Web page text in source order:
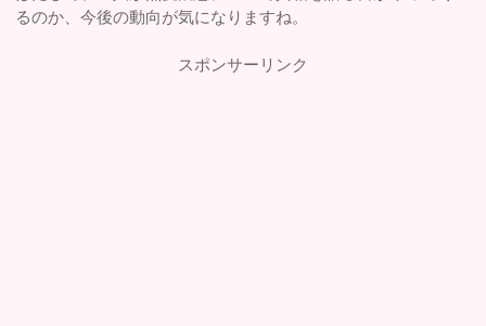
るのか、今後の動向が気になりますね。
スポンサーリンク